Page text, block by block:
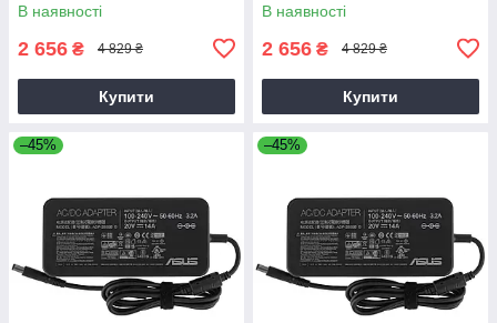
В наявності
2 656 ₴ 4 829 ₴
Купити
В наявності
2 656 ₴ 4 829 ₴
Купити
–45% –45%